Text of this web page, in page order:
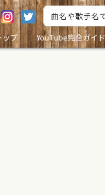
ップ
YouTube完全ガイド